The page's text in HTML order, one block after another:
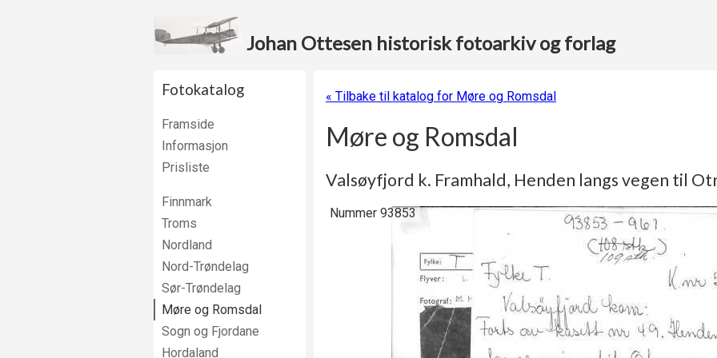
Johan Ottesen historisk fotoarkiv og forlag
Fotokatalog
Framside
Informasjon
Prisliste
Finnmark
Troms
Nordland
Nord-Trøndelag
Sør-Trøndelag
Møre og Romsdal
Sogn og Fjordane
Hordaland
« Tilbake til katalog for Møre og Romsdal
Møre og Romsdal
Valsøyfjord k. Framhald, Henden langs vegen til
Nummer 93853